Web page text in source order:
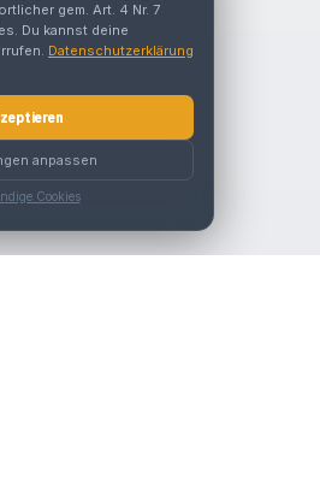
gem. Art. 4 Nr. 7
Du kannst deine
Datenschutzerklärung
anpassen
Cookies